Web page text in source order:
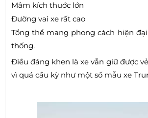
Mâm kích thước lớn
Đường vai xe rất cao
Tổng thể mang phong cách hiện
thống.
Điều đáng khen là xe vẫn giữ được
vì quá cầu kỳ như một số mẫu xe